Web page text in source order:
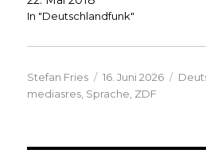
In "Deutschlandfunk"
Autor
Stefan Fries
Veröffentlicht
am
16. Juni 2026
mediasres Sprache ZDF